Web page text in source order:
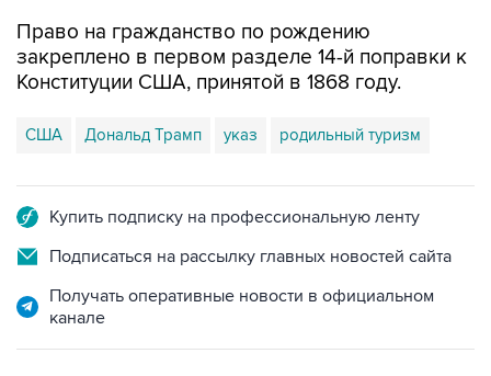
Право на гражданство по рождению
закреплено в первом разделе 14-й поправки к
Конституции США, принятой в 1868 году.
США Дональд Трамп указ родильный туризм
Купить подписку на профессиональную ленту
Подписаться на рассылку главных новостей сайта
Получать оперативные новости в официальном
канале